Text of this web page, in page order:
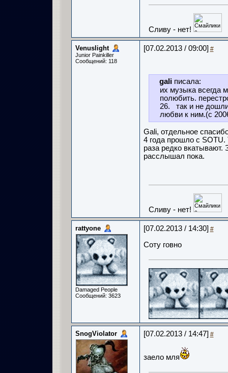
Сливу - нет!
Venuslight
Junior Painkiller
Сообщений: 118
[07.02.2013 / 09:00] #
galiписала:
их музыка всегда
полюбить.
26. так и не
любви к ним.(с
Gali, отдельное
4 года прошло с SOTU.
раза редко вкатывают.
расслышал пока.
Сливу - нет!
rattyone
Damaged People
Сообщений: 3623
[07.02.2013 / 14:30] #
Соту говно
SnogViolator [07.02.2013 / 14:47] #
заело мля